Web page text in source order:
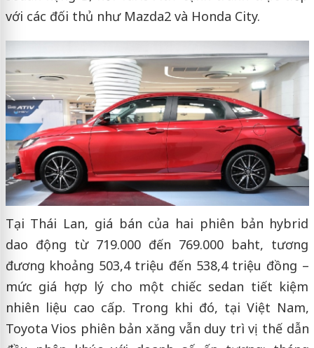
với các đối thủ như Mazda2 và Honda City.
Tại Thái Lan, giá bán của hai phiên bản hybrid
dao động từ 719.000 đến 769.000 baht, tương
đương khoảng 503,4 triệu đến 538,4 triệu đồng –
mức giá hợp lý cho một chiếc sedan tiết kiệm
nhiên liệu cao cấp. Trong khi đó, tại Việt Nam,
Toyota Vios phiên bản xăng vẫn duy trì vị thế dẫn